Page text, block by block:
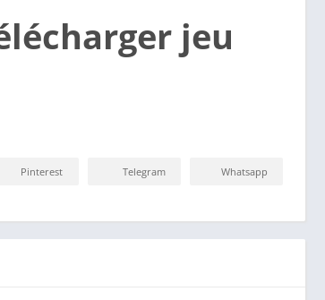
jeu
Pinterest Telegram Whatsapp